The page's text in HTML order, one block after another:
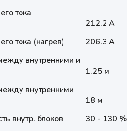
тока
212.2 А
тока (нагрев)
206.3 А
внутренними и
1.25 м
внутренними
18 м
внутр. блоков
30 - 130 %